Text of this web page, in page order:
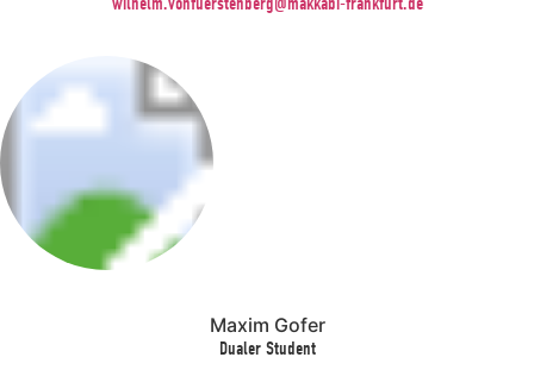
Maxim Gofer
Dualer Student